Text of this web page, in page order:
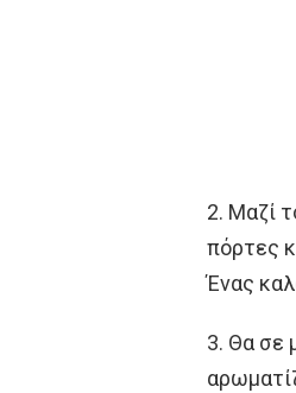
2. Μαζί
πόρτες
Ένας
3. Θα σε